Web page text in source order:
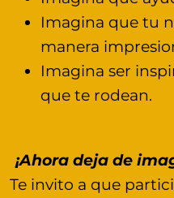
Imagina que tu
manera
Imagina ser
que te rodean.
¡Ahora deja de
Te invito a que